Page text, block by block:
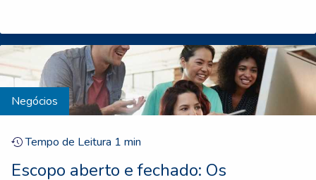
Negócios
Tempo de Leitura 1 min
Escopo aberto e fechado: Os